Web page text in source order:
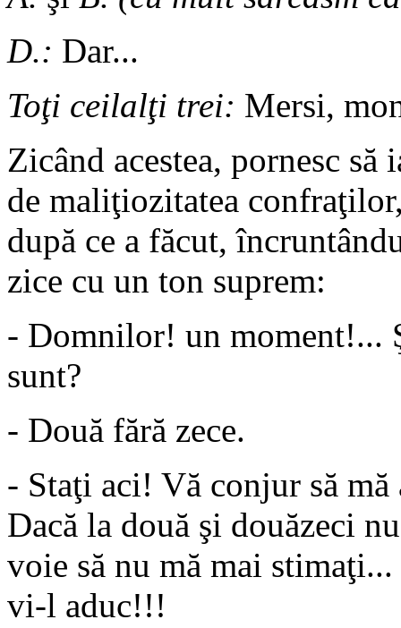
D.: Dar...
Toţi ceilalţi trei: Mersi,
Zicând acestea, pornesc să
de maliţiozitatea
după ce a făcut,
zice cu un ton suprem:
- Domnilor! un moment!...
sunt?
- Două fără zece.
- Staţi aci! Vă conjur să mă
Dacă la două şi douăzeci
voie să nu mă mai
vi-l aduc!!!